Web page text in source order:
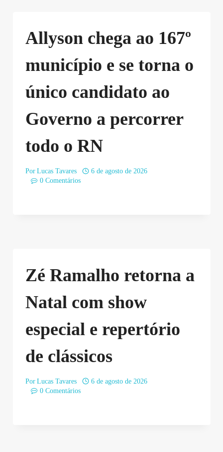
Allyson chega ao 167º
município e se torna o
único candidato ao
Governo a percorrer
todo o RN
Por Lucas Tavares
6 de agosto de 2026
0 Comentários
Zé Ramalho retorna a
Natal com show
especial e repertório
de clássicos
Por Lucas Tavares
6 de agosto de 2026
0 Comentários